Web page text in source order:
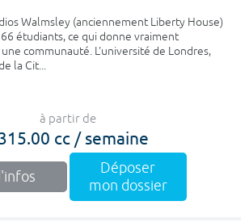
Walmsley (anciennement Liberty House)
étudiants, ce qui donne vraiment
communauté. L'université de Londres,
la Cit...
à partir de
cc / semaine
Déposer
mon dossier